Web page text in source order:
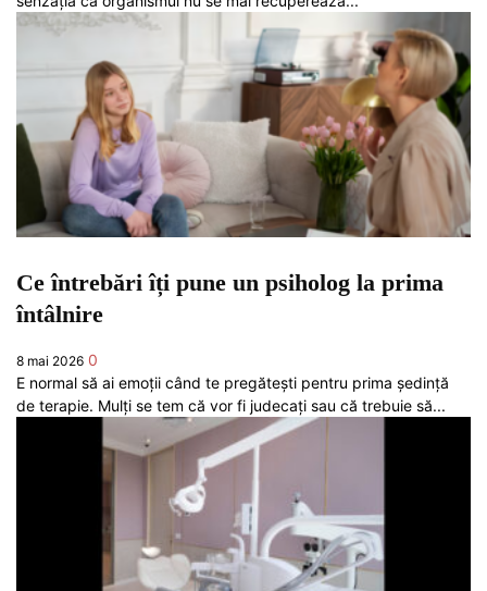
Ce întrebări îți pune un psiholog la prima
întâlnire
8 mai 2026 0
E normal să ai emoții când te pregătești pentru prima ședință
de terapie. Mulți se tem că vor fi judecați sau că trebuie să...